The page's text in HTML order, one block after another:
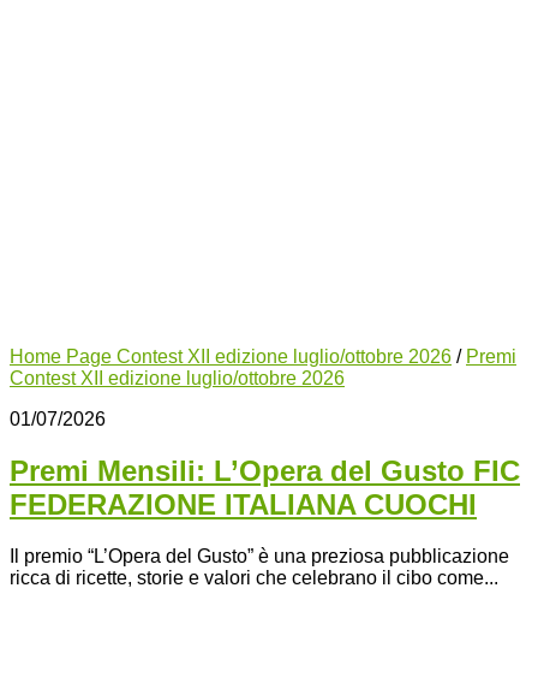
Home Page Contest XII edizione luglio/ottobre 2026 / Premi
Contest XII edizione luglio/ottobre 2026
01/07/2026
Premi Mensili: L’Opera del Gusto FIC
FEDERAZIONE ITALIANA CUOCHI
Il premio “L’Opera del Gusto” è una preziosa pubblicazione
ricca di ricette, storie e valori che celebrano il cibo come...